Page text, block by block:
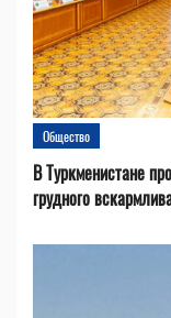
Общество
В Туркменистане
грудного